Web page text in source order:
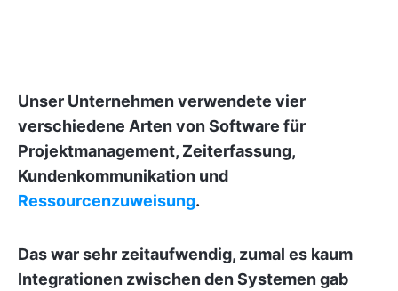
Unser Unternehmen verwendete vier
verschiedene Arten von Software für
Projektmanagement, Zeiterfassung,
Kundenkommunikation und
Ressourcenzuweisung.
Das war sehr zeitaufwendig, zumal es kaum
Integrationen zwischen den Systemen gab